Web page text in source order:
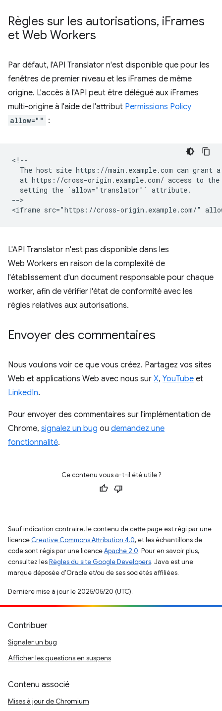
Règles sur les autorisations, iFrames
et Web Workers
Par défaut, l'API Translator n'est disponible que pour les
fenêtres de premier niveau et les iFrames de même
origine. L'accès à l'API peut être délégué aux iFrames
multi-origine à l'aide de l'attribut Permissions Policy
allow="" :
<!--
The host site https://main.example.com can grant
at https://cross-origin.example.com/ access to
  setting the `allow="translator"` attribute.
-->
L'API Translator n'est pas disponible dans les
Web Workers en raison de la complexité de
l'établissement d'un document responsable pour chaque
worker, afin de vérifier l'état de conformité avec les
règles relatives aux autorisations.
Envoyer des commentaires
Nous voulons voir ce que vous créez. Partagez vos sites
Web et applications Web avec nous sur X, YouTube et
LinkedIn.
Pour envoyer des commentaires sur l'implémentation de
Chrome, signalez un bug ou demandez une
fonctionnalité.
Ce contenu vous a-t-il été utile ?
Sauf indication contraire, le contenu de cette page est régi par une
licence Creative Commons Attribution 4.0, et les échantillons de
code sont régis par une licenceApache 2.0. Pour en savoir plus,
consultez lesRègles du site Google Developers. Java est une
marque déposée d'Oracle et/ou de ses sociétés affiliées.
Dernière mise à jour le 2025/05/20 (UTC).
Contribuer
Signaler un bug
Afficher les questions en suspens
Contenu associé
Mises à jour de Chromium